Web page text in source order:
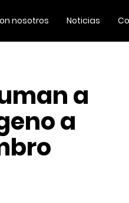
nosotros Noticias
a
a